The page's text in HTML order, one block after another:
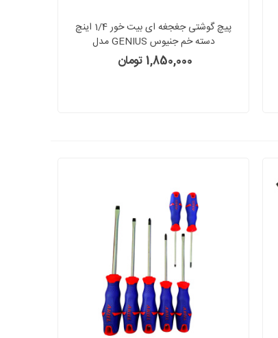
پیچ گوشتی جغجغه ای بیت خور 1/4 اینچ
دسته خم جنیوس GENIUS مدل
2985+526
1,850,000 تومان